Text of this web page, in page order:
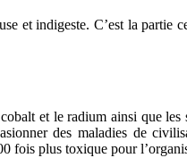
et indigeste. C’est la partie
et le radium ainsi que les
des maladies de
fois plus toxique pour